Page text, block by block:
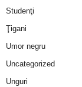
Studenţi
Ţigani
Umor negru
Uncategorized
Unguri